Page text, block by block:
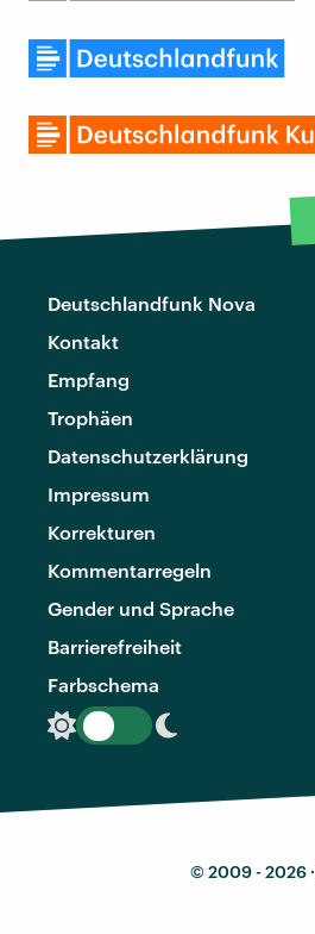
Deutschlandfunk Nova
Kontakt
Empfang
Trophäen
Datenschutzerklärung
Impressum
Korrekturen
Kommentarregeln
Gender und Sprache
Barrierefreiheit
Farbschema
© 2009 - 2026 ·